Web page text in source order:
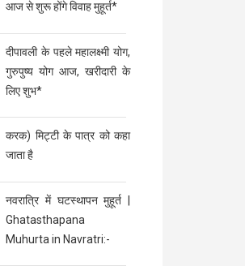
आज से शुरू होंगे विवाह मुहूर्त*
दीपावली के पहले महालक्ष्मी योग,
गुरुपुष्य योग आज, खरीदारी के
लिए शुभ*
करक) मिट्टी के पात्र को कहा
जाता है
नवरात्रि में घटस्थापन मुहूर्त |
Ghatasthapana
Muhurta in Navratri:-